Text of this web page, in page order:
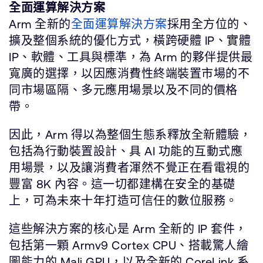
全面運算解決方案
Arm 全新的全面運算解決方案採用全方位的、
擴及整個系統的優化方式，橫跨硬體 IP、實體
IP、軟體、工具與標準，為 Arm 的夥伴提供最
寬廣的選擇，以因應消費性終端裝置市場的不
同市場區隔、多元應用場景以及不同的價格
帶。
因此，Arm 得以為整個生態系釋放全新體驗，
包括為行動裝置設計、具 AI 功能的互動式應
用場景，以及讓消費者渾然不覺正在看電視的
豐富 8K 內容。這一切都建構在安全的基礎
上，可為未來十年打造可信任的數位服務。
這些解決方案的核心是 Arm 全新的 IP 套件，
包括第一顆 Armv9 Cortex CPU、搭載驚人繪